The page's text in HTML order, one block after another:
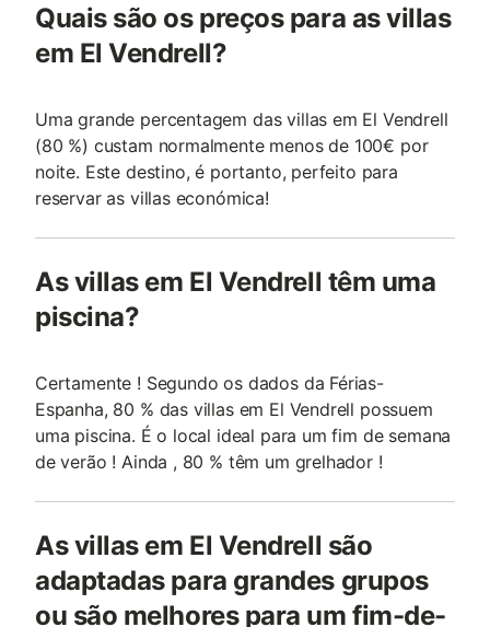
Quais são os preços para as villas
em El Vendrell?
Uma grande percentagem das villas em El Vendrell
(80 %) custam normalmente menos de 100€ por
noite. Este destino, é portanto, perfeito para
reservar as villas económica!
As villas em El Vendrell têm uma
piscina?
Certamente ! Segundo os dados da Férias-
Espanha, 80 % das villas em El Vendrell possuem
uma piscina. É o local ideal para um fim de semana
de verão ! Ainda , 80 % têm um grelhador !
As villas em El Vendrell são
adaptadas para grandes grupos
ou são melhores para um fim-de-